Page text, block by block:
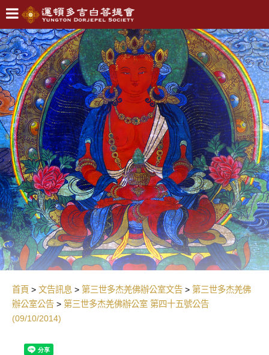
首頁 文告訊息 第三世多杰羌佛辦公室文告
第三世多杰羌佛
辦公室公告
第三世多杰羌佛辦公室 第四十五號公告
(09/10/2014)